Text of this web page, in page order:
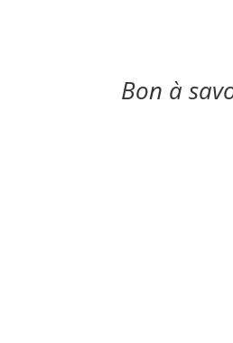
Bon à